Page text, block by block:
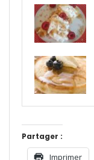
Partager :
Imprimer